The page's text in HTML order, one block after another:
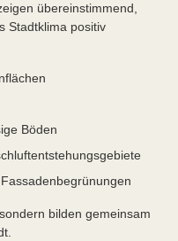
übereinstimmend,
Stadtklima positiv
Böden
bilden gemeinsam